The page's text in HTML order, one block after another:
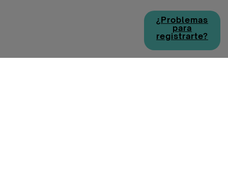
¿Problemas
para
registrarte?